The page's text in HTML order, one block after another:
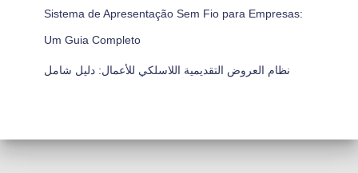
Sistema de Apresentação Sem Fio para Empresas:
Um Guia Completo
نظام العروض التقديمية اللاسلكي للأعمال: دليل شامل